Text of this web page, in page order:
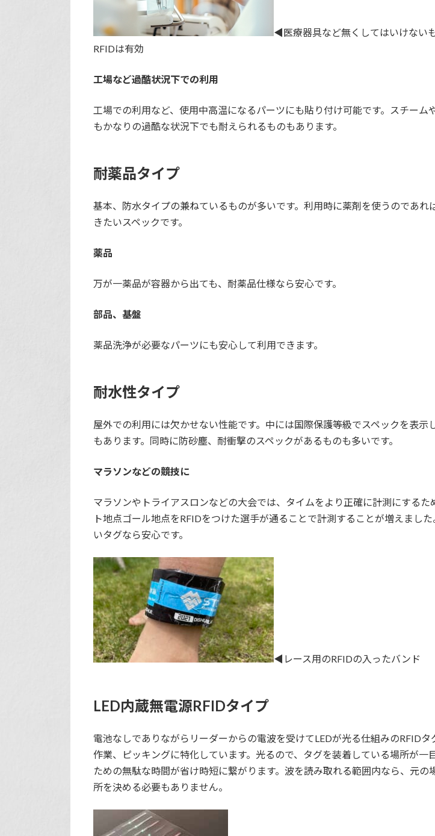
◀︎医療器具など無くしてはいけない
RFIDは有効
工場など過酷状況下での利用
工場での利用など、使用中高温になるパーツにも貼り付け可能です。スチーム
もかなりの過酷な状況下でも耐えられるものもあります。
耐薬品タイプ
基本、防水タイプの兼ねているものが多いです。利用時に薬剤を使うのであれ
きたいスペックです。
薬品
万が一薬品が容器から出ても、耐薬品仕様なら安心です。
部品、基盤
薬品洗浄が必要なパーツにも安心して利用できます。
耐水性タイプ
屋外での利用には欠かせない性能です。中には国際保護等級でスペックを表示
もあります。同時に防砂塵、耐衝撃のスペックがあるものも多いです。
マラソンなどの競技に
マラソンやトライアスロンなどの大会では、タイムをより正確に計測にするた
ト地点ゴール地点をRFIDをつけた選手が通ることで計測することが増えまし
いタグなら安心です。
◀︎レース用のRFIDの入ったバンド
LED内蔵無電源RFIDタイプ
電池なしでありながらリーダーからの電波を受けてLEDが光る仕組みのRFIDタ
作業、ピッキングに特化しています。光るので、タグを装着している場所が一
ための無駄な時間が省け時短に繋がります。波を読み取れる範囲内なら、元の
所を決める必要もありません。